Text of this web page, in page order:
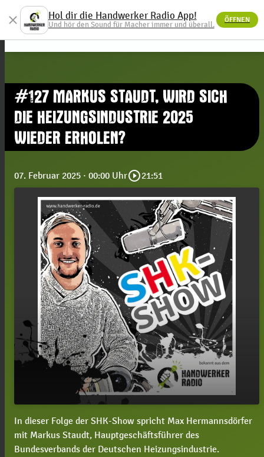
menu
#127 MARKUS STAUDT, WIRD SICH
DIE HEIZUNGSINDUSTRIE 2025
WIEDER ERHOLEN?
07. Februar 2025 · 00:00 Uhrplay_circle_outline21:51
play_arrow #127 Markus Staudt, wird sich die
Heizungsindustrie 2025 wieder erholen?
00:00
In dieser Folge der SHK-Show spricht Max Hermannsdörfer
mit Markus Staudt, Hauptgeschäftsführer des
Bundesverbands der Deutschen Heizungsindustrie.
close Hol dir die Handwerker Radio App!
Und hör den Sound für Macher immer und überall.
ÖFFNEN